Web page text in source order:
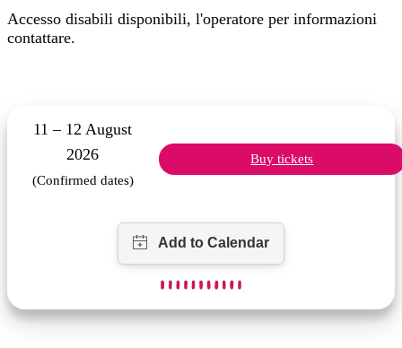
Accesso disabili disponibili, l'operatore per informazioni
contattare.
11 – 12 August
2026
(Confirmed dates)
Buy tickets